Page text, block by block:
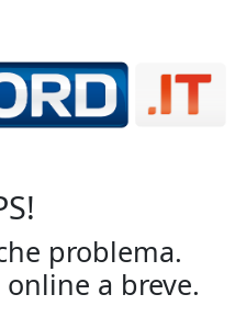
problema.
a breve.